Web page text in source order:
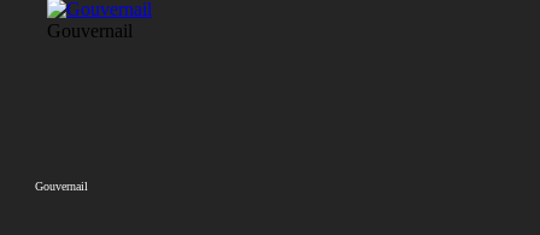
Gouvernail
Gouvernail